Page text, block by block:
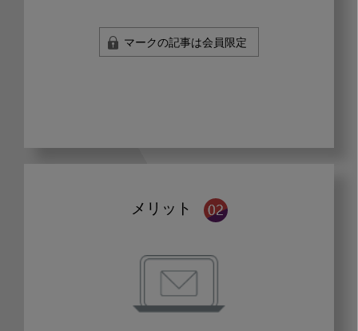
マークの記事は会員限定
メリット